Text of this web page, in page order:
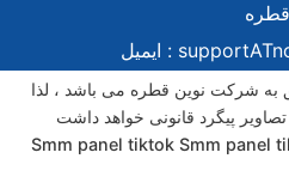
قطره
ایمیل :
به شرکت نوین قطره می باشد ، لذا
Smm panel tiktok Smm panel